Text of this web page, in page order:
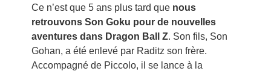
Ce n’est que 5 ans plus tard que nous
retrouvons Son Goku pour de nouvelles
aventures dans Dragon Ball Z. Son fils, Son
Gohan, a été enlevé par Raditz son frère.
Accompagné de Piccolo, il se lance à la